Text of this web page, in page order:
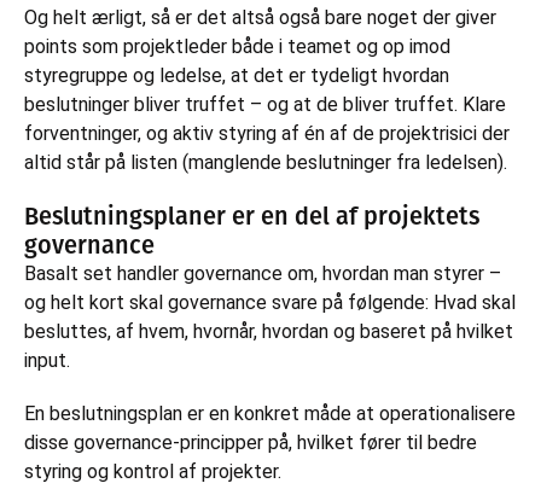
Og helt ærligt, så er det altså også bare noget der giver
points som projektleder både i teamet og op imod
styregruppe og ledelse, at det er tydeligt hvordan
beslutninger bliver truffet – og at de bliver truffet. Klare
forventninger, og aktiv styring af én af de projektrisici der
altid står på listen (manglende beslutninger fra ledelsen).
Beslutningsplaner er en del af projektets
governance
Basalt set handler governance om, hvordan man styrer –
og helt kort skal governance svare på følgende: Hvad skal
besluttes, af hvem, hvornår, hvordan og baseret på hvilket
input.
En beslutningsplan er en konkret måde at operationalisere
disse governance-principper på, hvilket fører til bedre
styring og kontrol af projekter.